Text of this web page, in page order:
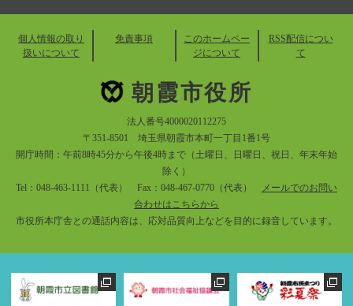
個人情報の取り
扱いについて
免責事項
このホームペー
ジについて
RSS配信につい
て
朝霞市役所
法人番号4000020112275
〒351-8501 埼玉県朝霞市本町一丁目1番1号
開庁時間：午前8時45分から午後4時まで（土曜日、日曜日、祝日、年末年始
除く）
Tel：048-463-1111（代表） Fax：048-467-0770（代表）
メールでのお問い
合わせはこちらから
市役所本庁舎との通話内容は、応対品質向上などを目的に録音しています。